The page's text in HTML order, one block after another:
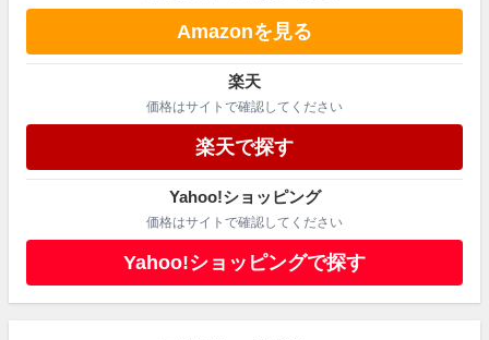
Amazonを見る
楽天
価格はサイトで確認してください
楽天で探す
Yahoo!ショッピング
価格はサイトで確認してください
Yahoo!ショッピングで探す